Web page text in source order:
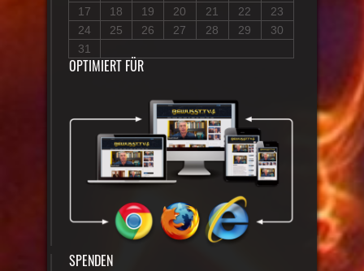
17
18 19 20 21 22
23
24
25 26 27 28 29
30
31
OPTIMIERT FÜR
SPENDEN